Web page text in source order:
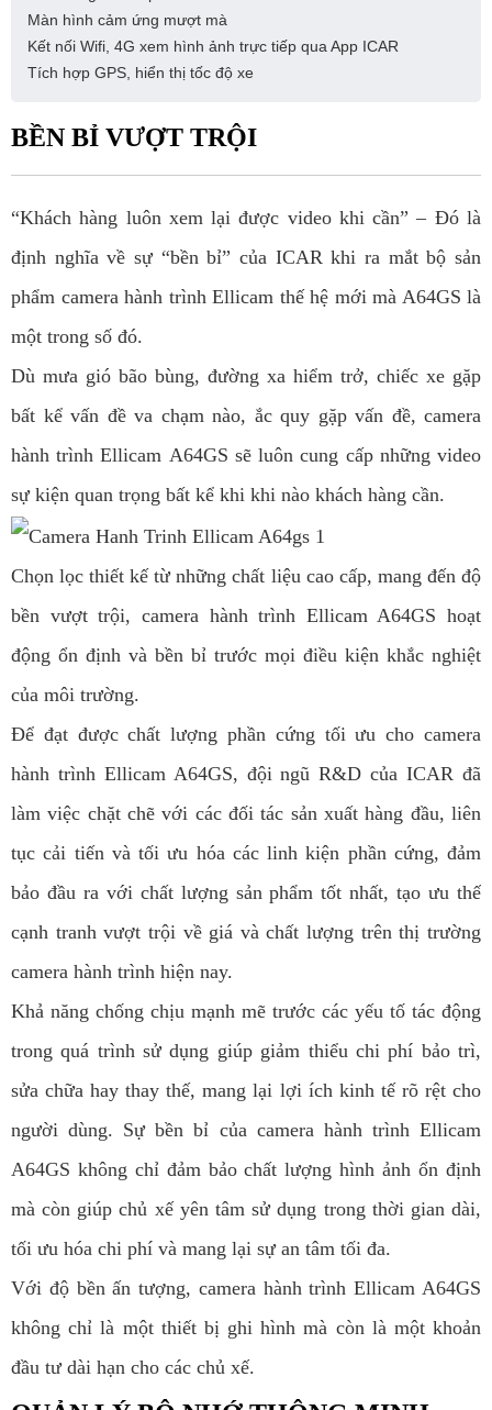
Màn hình cảm ứng mượt mà
Kết nối Wifi, 4G xem hình ảnh trực tiếp qua App ICAR
Tích hợp GPS, hiển thị tốc độ xe
BỀN BỈ VƯỢT TRỘI
“Khách hàng luôn xem lại được video khi cần” – Đó là
định nghĩa về sự “bền bỉ” của ICAR khi ra mắt bộ sản
phẩm camera hành trình Ellicam thế hệ mới mà A64GS là
một trong số đó.
Dù mưa gió bão bùng, đường xa hiểm trở, chiếc xe gặp
bất kể vấn đề va chạm nào, ắc quy gặp vấn đề, camera
hành trình Ellicam A64GS sẽ luôn cung cấp những video
sự kiện quan trọng bất kể khi khi nào khách hàng cần.
Chọn lọc thiết kế từ những chất liệu cao cấp, mang đến độ
bền vượt trội, camera hành trình Ellicam A64GS hoạt
động ổn định và bền bỉ trước mọi điều kiện khắc nghiệt
của môi trường.
Để đạt được chất lượng phần cứng tối ưu cho camera
hành trình Ellicam A64GS, đội ngũ R&D của ICAR đã
làm việc chặt chẽ với các đối tác sản xuất hàng đầu, liên
tục cải tiến và tối ưu hóa các linh kiện phần cứng, đảm
bảo đầu ra với chất lượng sản phẩm tốt nhất, tạo ưu thế
cạnh tranh vượt trội về giá và chất lượng trên thị trường
camera hành trình hiện nay.
Khả năng chống chịu mạnh mẽ trước các yếu tố tác động
trong quá trình sử dụng giúp giảm thiểu chi phí bảo trì,
sửa chữa hay thay thế, mang lại lợi ích kinh tế rõ rệt cho
người dùng. Sự bền bỉ của camera hành trình Ellicam
A64GS không chỉ đảm bảo chất lượng hình ảnh ổn định
mà còn giúp chủ xế yên tâm sử dụng trong thời gian dài,
tối ưu hóa chi phí và mang lại sự an tâm tối đa.
Với độ bền ấn tượng, camera hành trình Ellicam A64GS
không chỉ là một thiết bị ghi hình mà còn là một khoản
đầu tư dài hạn cho các chủ xế.